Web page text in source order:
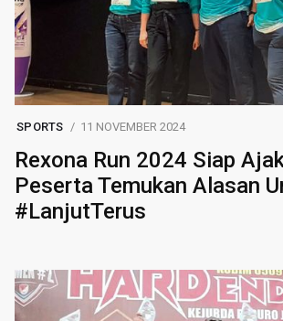
SPORTS 11 NOVEMBER 2024
Rexona Run 2024 Siap
Peserta Temukan Alasan
#LanjutTerus